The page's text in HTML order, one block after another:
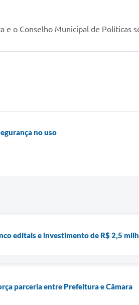
o Conselho Municipal de Políticas
no uso
editais e investimento de R$ 2,5
parceria entre Prefeitura e Câmara